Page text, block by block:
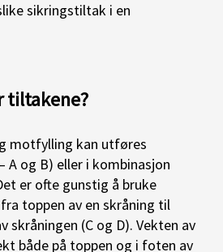
sikringstiltak i en
tiltakene?
motfylling kan utføres
A og B) eller i kombinasjon
er ofte gunstig å bruke
toppen av en skråning til
(C og D). Vekten av
både på toppen og i foten av